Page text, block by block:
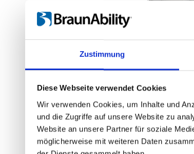
Zustimmung
Diese Webseite verwendet Cookies
Wir verwenden Cookies, um Inhalte und
und die Zugriffe auf unsere Website zu
Website an unsere Partner für soziale
möglicherweise mit weiteren Daten